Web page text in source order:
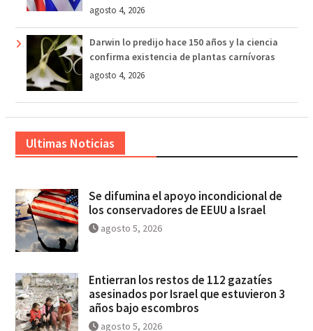
agosto 4, 2026
Darwin lo predijo hace 150 años y la ciencia
confirma existencia de plantas carnívoras
agosto 4, 2026
Ultimas Noticias
Se difumina el apoyo incondicional de
los conservadores de EEUU a Israel
agosto 5, 2026
Entierran los restos de 112 gazatíes
asesinados por Israel que estuvieron 3
años bajo escombros
agosto 5, 2026